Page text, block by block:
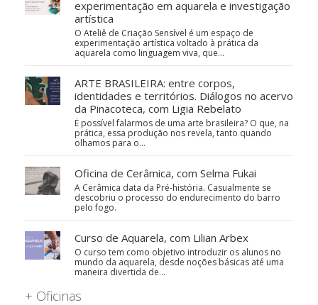
experimentação em aquarela e investigação
artística
O Ateliê de Criação Sensível é um espaço de
experimentação artística voltado à prática da
aquarela como linguagem viva, que…
ARTE BRASILEIRA: entre corpos,
identidades e territórios. Diálogos no acervo
da Pinacoteca, com Ligia Rebelato
É possível falarmos de uma arte brasileira? O que, na
prática, essa produção nos revela, tanto quando
olhamos para o…
Oficina de Cerâmica, com Selma Fukai
A Cerâmica data da Pré-história. Casualmente se
descobriu o processo do endurecimento do barro
pelo fogo.
Curso de Aquarela, com Lilian Arbex
O curso tem como objetivo introduzir os alunos no
mundo da aquarela, desde noções básicas até uma
maneira divertida de…
+ Oficinas